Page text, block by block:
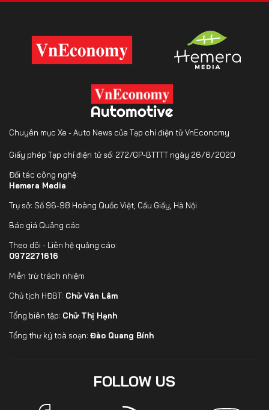
Chuyên mục Xe - Auto News của Tạp chí điện tử VnEconomy
Giấy phép Tạp chí điện tử số: 272/GP-BTTTT ngày 26/6/2020
Đối tác công nghệ:
Hemera Media
Trụ sở: Số 96-98 Hoàng Quốc Việt, Cầu Giấy, Hà Nội
Báo giá Quảng cáo
Theo dõi - Liên hệ quảng cáo:
0972271616
Miễn trừ trách nhiệm
Chủ tịch HĐBT: Chử Văn Lâm
Tổng biên tập: Chử Thị Hạnh
Tổng thư ký toà soạn: Đào Quang Bính
FOLLOW US